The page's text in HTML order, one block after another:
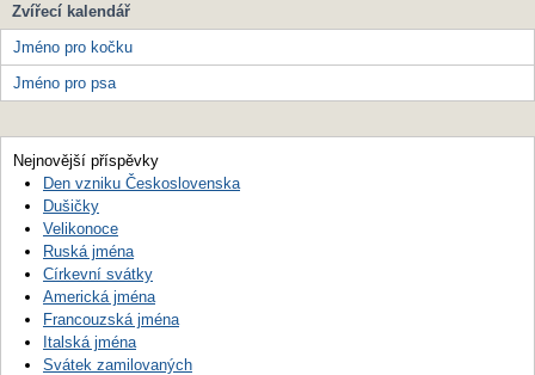
Zvířecí kalendář
Jméno pro kočku
Jméno pro psa
Nejnovější příspěvky
Den vzniku Československa
Dušičky
Velikonoce
Ruská jména
Církevní svátky
Americká jména
Francouzská jména
Italská jména
Svátek zamilovaných